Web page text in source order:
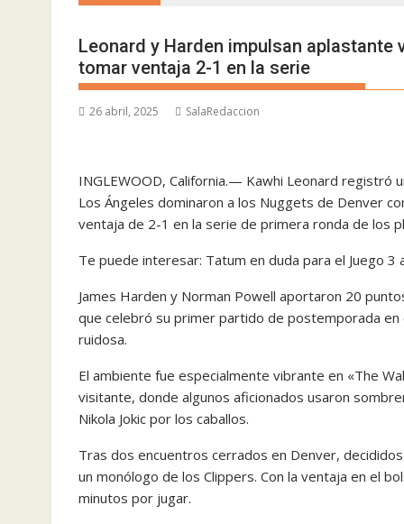
Leonard y Harden impulsan
tomar ventaja 2-1 en la serie
26 abril, 2025 SalaRedaccion
INGLEWOOD, California.— Kawhi Leonard
Los Ángeles dominaron a los Nuggets de Denver
ventaja de 2-1 en la serie de primera ronda de los
Te puede interesar: Tatum en duda para el Juego 3
James Harden y Norman Powell aportaron 20
que celebró su primer partido de postemporada en
ruidosa.
El ambiente fue especialmente vibrante en «The
visitante, donde algunos aficionados usaron
Nikola Jokic por los caballos.
Tras dos encuentros cerrados en Denver,
un monólogo de los Clippers. Con la ventaja en el
minutos por jugar.